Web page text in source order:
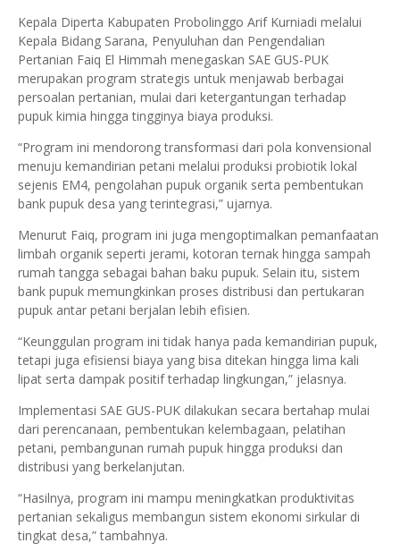
Kepala Diperta Kabupaten Probolinggo Arif Kurniadi melalui
Kepala Bidang Sarana, Penyuluhan dan Pengendalian
Pertanian Faiq El Himmah menegaskan SAE GUS-PUK
merupakan program strategis untuk menjawab berbagai
persoalan pertanian, mulai dari ketergantungan terhadap
pupuk kimia hingga tingginya biaya produksi.
“Program ini mendorong transformasi dari pola konvensional
menuju kemandirian petani melalui produksi probiotik lokal
sejenis EM4, pengolahan pupuk organik serta pembentukan
bank pupuk desa yang terintegrasi,” ujarnya.
Menurut Faiq, program ini juga mengoptimalkan pemanfaatan
limbah organik seperti jerami, kotoran ternak hingga sampah
rumah tangga sebagai bahan baku pupuk. Selain itu, sistem
bank pupuk memungkinkan proses distribusi dan pertukaran
pupuk antar petani berjalan lebih efisien.
“Keunggulan program ini tidak hanya pada kemandirian pupuk,
tetapi juga efisiensi biaya yang bisa ditekan hingga lima kali
lipat serta dampak positif terhadap lingkungan,” jelasnya.
Implementasi SAE GUS-PUK dilakukan secara bertahap mulai
dari perencanaan, pembentukan kelembagaan, pelatihan
petani, pembangunan rumah pupuk hingga produksi dan
distribusi yang berkelanjutan.
“Hasilnya, program ini mampu meningkatkan produktivitas
pertanian sekaligus membangun sistem ekonomi sirkular di
tingkat desa,” tambahnya.